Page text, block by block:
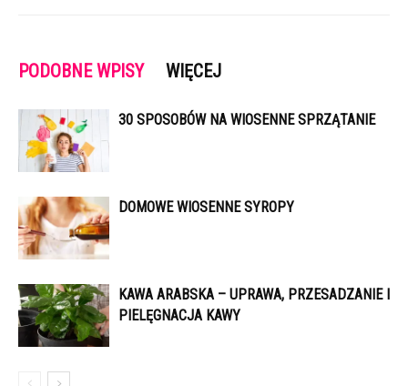
PODOBNE WPISY WIĘCEJ
30 SPOSOBÓW NA WIOSENNE SPRZĄTANIE
DOMOWE WIOSENNE SYROPY
KAWA ARABSKA – UPRAWA, PRZESADZANIE I
PIELĘGNACJA KAWY